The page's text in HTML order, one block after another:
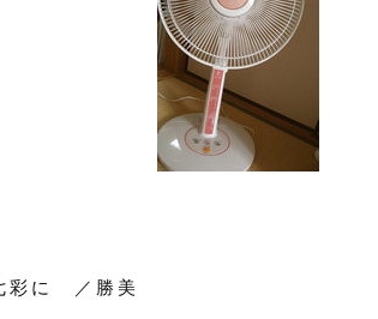
彩に ／勝美